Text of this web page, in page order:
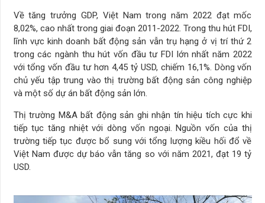
Về tăng trưởng GDP, Việt Nam trong năm 2022 đạt mốc
8,02%, cao nhất trong giai đoạn 2011-2022. Trong thu hút FDI,
lĩnh vực kinh doanh bất động sản vẫn trụ hạng ở vị trí thứ 2
trong các ngành thu hút vốn đầu tư FDI lớn nhất năm 2022
với tổng vốn đầu tư hơn 4,45 tỷ USD, chiếm 16,1%. Dòng vốn
chủ yếu tập trung vào thị trường bất động sản công nghiệp
và một số dự án bất động sản lớn.
Thị trường M&A bất động sản ghi nhận tín hiệu tích cực khi
tiếp tục tăng nhiệt với dòng vốn ngoại. Nguồn vốn của thị
trường tiếp tục được bổ sung với tổng lượng kiều hối đổ về
Việt Nam được dự báo vẫn tăng so với năm 2021, đạt 19 tỷ
USD.